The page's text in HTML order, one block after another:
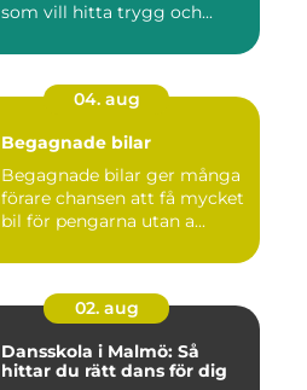
som vill hitta trygg och...
04. aug
Begagnade bilar
Begagnade bilar ger många
förare chansen att få mycket
bil för pengarna utan a...
02. aug
Dansskola i Malmö: Så
hittar du rätt dans för dig